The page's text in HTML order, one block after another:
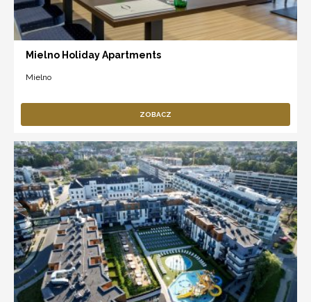
Mielno Holiday Apartments
Mielno
ZOBACZ